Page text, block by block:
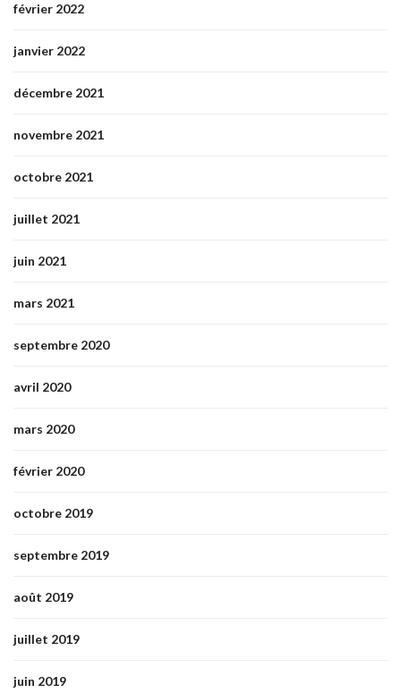
février 2022
janvier 2022
décembre 2021
novembre 2021
octobre 2021
juillet 2021
juin 2021
mars 2021
septembre 2020
avril 2020
mars 2020
février 2020
octobre 2019
septembre 2019
août 2019
juillet 2019
juin 2019